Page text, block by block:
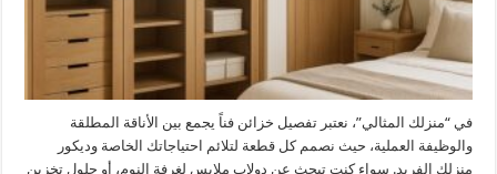
في “منزلك المثالي”، نعتبر تفصيل خزائن فناً يجمع بين الأناقة المطلقة
والوظيفة العملية، حيث نصمم كل قطعة لتلائم احتياجاتك الخاصة وديكور
منزلك الفريد. سواء كنت تبحث عن دولاب ملابس لغرفة النوم، أو حلول تخزين